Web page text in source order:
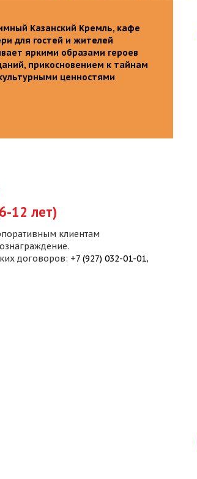
Казанский Кремль, кафе
для гостей и жителей
яркими образами героев
прикосновением к тайнам
ценностями
12 лет)
клиентам
договоров: +7 (927) 032-01-01,